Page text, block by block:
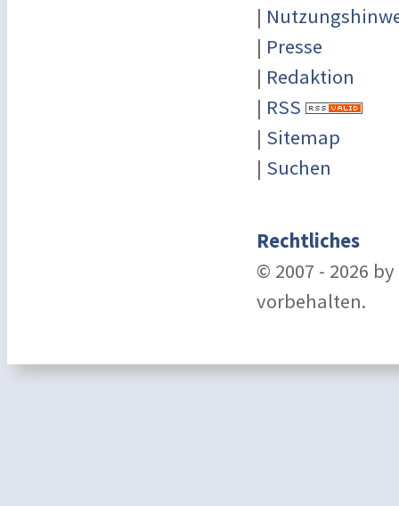
|
| Presse
| Redaktion
| RSS
| Sitemap
| Suchen
Rechtliches
© 2007 - 2026
vorbehalten.